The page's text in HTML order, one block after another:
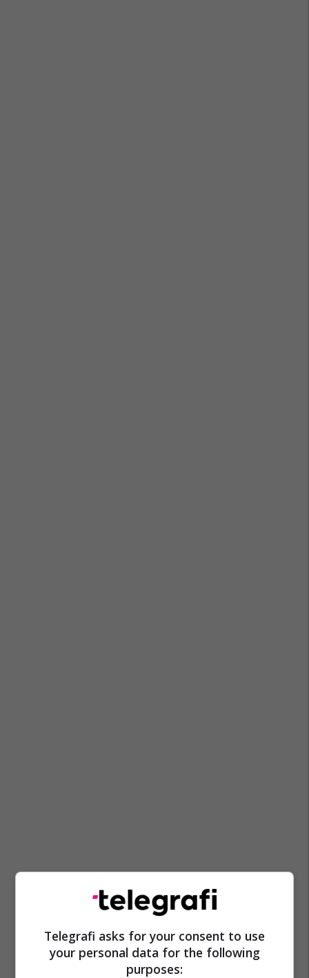
Aleksandar Vuçiq Serbia Protesta Ne Serbi
Telegrafi asks for your consent to use
your personal data for the following
purposes: